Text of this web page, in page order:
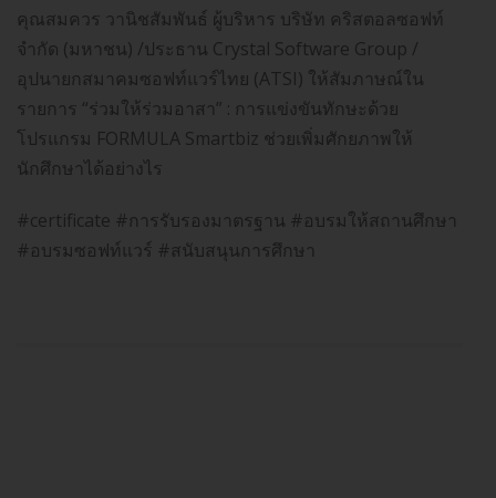
คุณสมควร วานิชสัมพันธ์ ผู้บริหาร บริษัท คริสตอลซอฟท์
จำกัด (มหาชน) /ประธาน Crystal Software Group /
อุปนายกสมาคมซอฟท์แวร์ไทย (ATSI) ให้สัมภาษณ์ใน
รายการ “ร่วมให้ร่วมอาสา” : การแข่งขันทักษะด้วย
โปรแกรม FORMULA Smartbiz ช่วยเพิ่มศักยภาพให้
นักศึกษาได้อย่างไร
#certificate #การรับรองมาตรฐาน #อบรมให้สถานศึกษา
#อบรมซอฟท์แวร์ #สนับสนุนการศึกษา